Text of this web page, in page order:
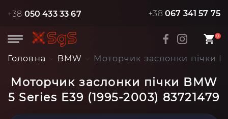
+38 050 433 33 67 +38 067 341 57 75
0
Головна BMW Моторчик заслонки пічки
Моторчик заслонки пічки BMW
5 Series E39 (1995-2003) 83721479